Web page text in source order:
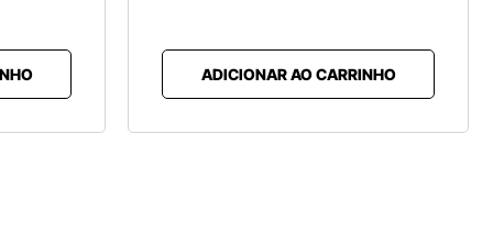
ADICIONAR AO CARRINHO